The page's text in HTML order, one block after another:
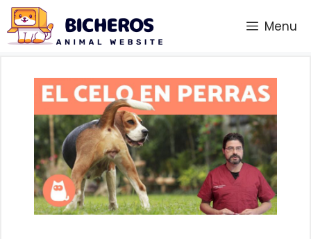
Saltar
al
contenido
Menu